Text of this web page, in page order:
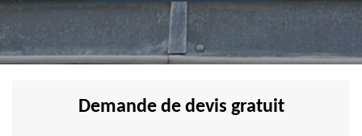
Demande de devis gratuit